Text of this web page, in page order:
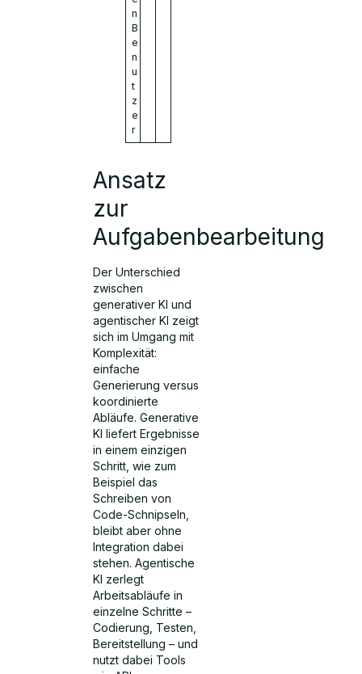
n
B
e
n
u
t
z
e
r
Ansatz
zur
Aufgabenbearbeitung
Der Unterschied
zwischen
generativer KI und
agentischer KI zeigt
sich im Umgang mit
Komplexität:
einfache
Generierung versus
koordinierte
Abläufe. Generative
KI liefert Ergebnisse
in einem einzigen
Schritt, wie zum
Beispiel das
Schreiben von
Code-Schnipseln,
bleibt aber ohne
Integration dabei
stehen. Agentische
KI zerlegt
Arbeitsabläufe in
einzelne Schritte –
Codierung, Testen,
Bereitstellung – und
nutzt dabei Tools